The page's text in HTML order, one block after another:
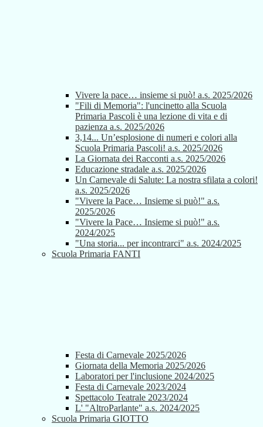
Vivere la pace… insieme si può! a.s. 2025/2026
"Fili di Memoria": l'uncinetto alla Scuola
Primaria Pascoli è una lezione di vita e di
pazienza a.s. 2025/2026
3,14... Un’esplosione di numeri e colori alla
Scuola Primaria Pascoli! a.s. 2025/2026
La Giornata dei Racconti a.s. 2025/2026
Educazione stradale a.s. 2025/2026
Un Carnevale di Salute: La nostra sfilata a colori!
a.s. 2025/2026
"Vivere la Pace… Insieme si può!" a.s.
2025/2026
"Vivere la Pace… Insieme si può!" a.s.
2024/2025
"Una storia... per incontrarci" a.s. 2024/2025
Scuola Primaria FANTI
Festa di Carnevale 2025/2026
Giornata della Memoria 2025/2026
Laboratori per l'inclusione 2024/2025
Festa di Carnevale 2023/2024
Spettacolo Teatrale 2023/2024
L' "AltroParlante" a.s. 2024/2025
Scuola Primaria GIOTTO